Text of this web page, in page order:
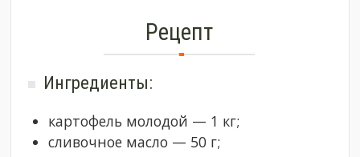
Рецепт
Ингредиенты:
картофель молодой — 1 кг;
сливочное масло — 50 г;